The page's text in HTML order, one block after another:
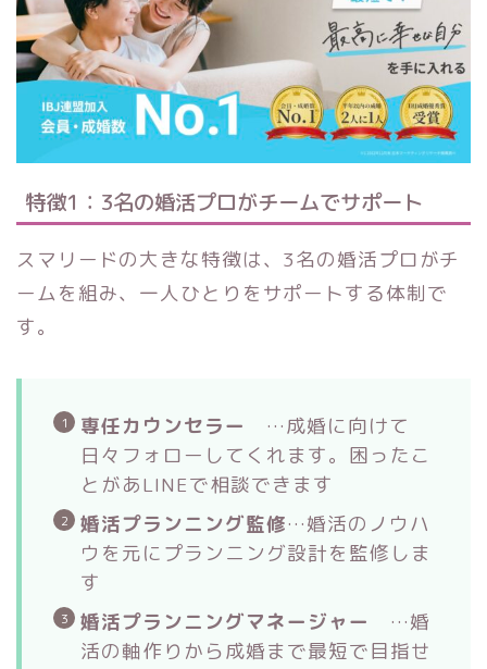
特徴1：3名の婚活プロがチームでサポート
スマリードの大きな特徴は、3名の婚活プロがチ
ームを組み、一人ひとりをサポートする体制で
す。
専任カウンセラー
…成婚に向けて
日々フォローしてくれます。困ったこ
とがあLINEで相談できます
婚活プランニング監修…婚活のノウハ
ウを元にプランニング設計を監修しま
す
婚活プランニングマネージャー
…婚
活の軸作りから成婚まで最短で目指せ